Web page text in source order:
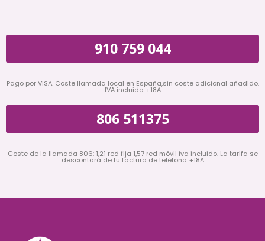
910 759 044
Pago por VISA. Coste llamada local en España,sin coste adicional añadido.
IVA incluido. +18A
806 511375
Coste de la llamada 806: 1,21 red fija 1,57 red móvil iva incluido. La tarifa se
descontará de tu factura de teléfono. +18A